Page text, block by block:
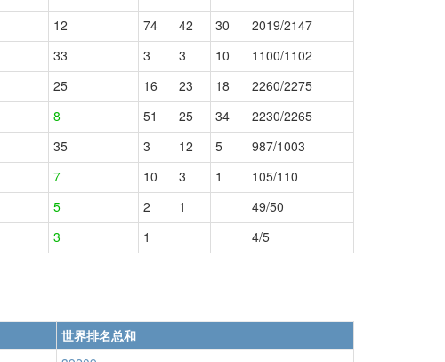
12 74 42 30
2019/2147
33 3 3 10
1100/1102
25 16 23 18
2260/2275
8 51 25 34
2230/2265
35 3 12 5
987/1003
7 10 3 1
105/110
5 2 1
49/50
3 1 4/5
世界排名总和